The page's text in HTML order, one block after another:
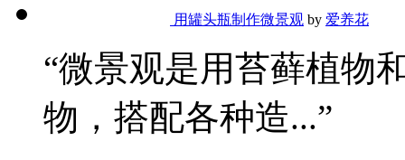
用罐头瓶制作微景观 by 爱养花
“微景观是用苔藓植物
物，搭配各种造...”